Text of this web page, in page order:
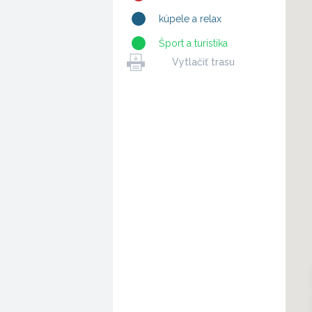
kúpele a relax
Šport a turistika
Vytlačiť trasu